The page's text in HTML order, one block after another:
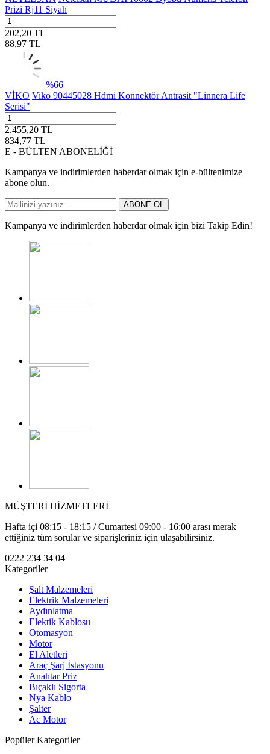
Prizi Rj11 Siyah
202,20 TL
88,97 TL
%66
VİKO Viko 90445028 Hdmi Konnektör Antrasit "Linnera Life
Serisi"
2.455,20 TL
834,77 TL
E - BÜLTEN ABONELİĞİ
Kampanya ve indirimlerden haberdar olmak için e-bültenimize
abone olun.
ABONE OL
Kampanya ve indirimlerden haberdar olmak için bizi Takip Edin!
MÜŞTERİ HİZMETLERİ
Hafta içi 08:15 - 18:15 / Cumartesi 09:00 - 16:00 arası merak
ettiğiniz tüm sorular ve siparişleriniz için ulaşabilirsiniz.
0222 234 34 04
Kategoriler
Şalt Malzemeleri
Elektrik Malzemeleri
Aydınlatma
Elektik Kablosu
Otomasyon
Motor
El Aletleri
Araç Şarj İstasyonu
Anahtar Priz
Bıçaklı Sigorta
Nya Kablo
Şalter
Ac Motor
Popüler Kategoriler